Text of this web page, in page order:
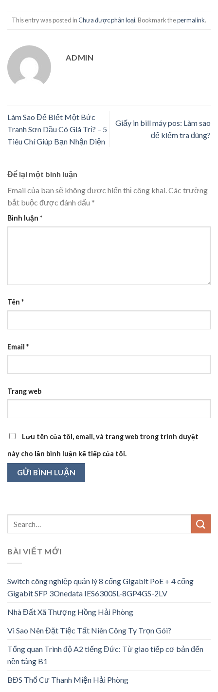
This entry was posted inChưa được phân loại. Bookmark thepermalink.
ADMIN
Làm Sao Để Biết Một Bức
Tranh Sơn Dầu Có Giá Trị? – 5
Tiêu Chí Giúp Bạn Nhận Diện
Giấy in bill máy pos: Làm sao
để kiểm tra đúng?
Để lại một bình luận
Email của bạn sẽ không được hiển thị công khai.Các trường
bắt buộc được đánh dấu *
Bình luận *
Tên *
Email *
Trang web
Lưu tên của tôi, email, và trang web trong trình duyệt
này cho lần bình luận kế tiếp của tôi.
BÀI VIẾT MỚI
Switch công nghiệp quản lý 8 cổng Gigabit PoE + 4 cổng
Gigabit SFP 3Onedata IES6300SL-8GP4GS-2LV
Nhà Đất Xã Thượng Hồng Hải Phòng
Vì Sao Nên Đặt Tiệc Tất Niên Công Ty Trọn Gói?
Tổng quan Trình độ A2 tiếng Đức: Từ giao tiếp cơ bản đến
nền tảng B1
BĐS Thổ Cư Thanh Miện Hải Phòng